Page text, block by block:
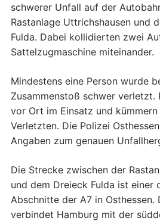
schwerer Unfall auf der
Rastanlage Uttrichshausen und
Fulda. Dabei kollidierten zwei
Sattelzugmaschine miteinander.
Mindestens eine Person wurde
Zusammenstoß schwer verletzt.
vor Ort im Einsatz und
Verletzten. Die Polizei
Angaben zum genauen
Die Strecke zwischen der
und dem Dreieck Fulda ist einer
Abschnitte der A7 in Osthessen.
verbindet Hamburg mit der